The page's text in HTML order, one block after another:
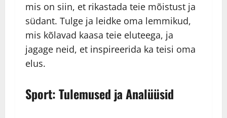
mis on siin, et rikastada teie mõistust ja
südant. Tulge ja leidke oma lemmikud,
mis kõlavad kaasa teie eluteega, ja
jagage neid, et inspireerida ka teisi oma
elus.
Sport: Tulemused ja Analüüsid